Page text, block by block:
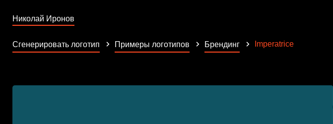
Николай Иронов
Сгенерировать логотип Примеры логотипов Брендинг Imperatrice